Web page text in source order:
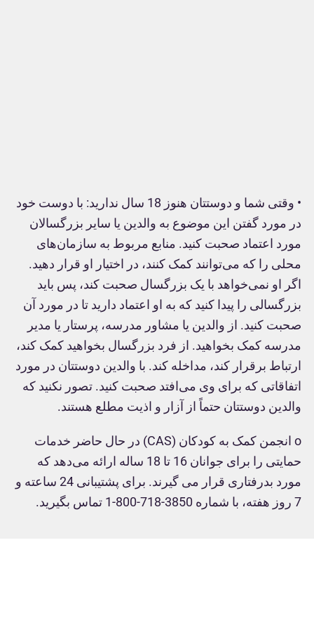
• وقتی شما و دوستتان هنوز 18 سال ندارید: با دوست خود
در مورد گفتن این موضوع به والدین یا سایر بزرگسالان
مورد اعتماد صحبت کنید. منابع مربوط به سازمان‌های
محلی را که می‌توانند کمک کنند، در اختیار او قرار دهید.
اگر او نمی‌خواهد با یک بزرگسال صحبت کند، پس باید
بزرگسالی را پیدا کنید که به او اعتماد دارید تا در مورد آن
صحبت کنید. از والدین یا مشاور مدرسه، پرستار یا مدیر
مدرسه کمک بخواهید. از فرد بزرگسال بخواهید کمک کند،
ارتباط برقرار کند، مداخله کند. با والدین دوستتان در مورد
اتفاقاتی که برای وی می‌افتد صحبت کنید. تصور نکنید که
والدین دوستتان حتماً از آزار و اذیت مطلع هستند.
o انجمن کمک به کودکان (CAS) در حال حاضر خدمات
حمایتی را برای جوانان 16 تا 18 ساله ارائه می‌دهد که
مورد بدرفتاری قرار می گیرند. برای پشتیبانی 24 ساعته و
7 روز هفته، با شماره 3850-718-800-1 تماس بگیرید.